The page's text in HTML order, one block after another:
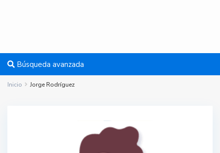
Búsqueda avanzada
Inicio Jorge Rodríguez